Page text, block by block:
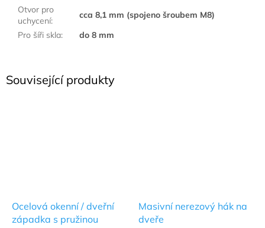
Související produkty
Ocelová okenní / dveřní
západka s pružinou
Masivní nerezový hák na
dveře
Otvor pro
uchycení:
cca 8,1 mm (spojeno šroubem M8)
Pro šíři skla: do 8 mm